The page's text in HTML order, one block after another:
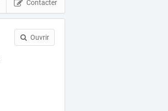
Contacter
Ouvrir